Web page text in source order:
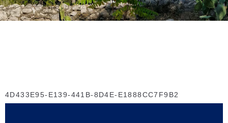
4D433E95-E139-441B-8D4E-E1888CC7F9B2